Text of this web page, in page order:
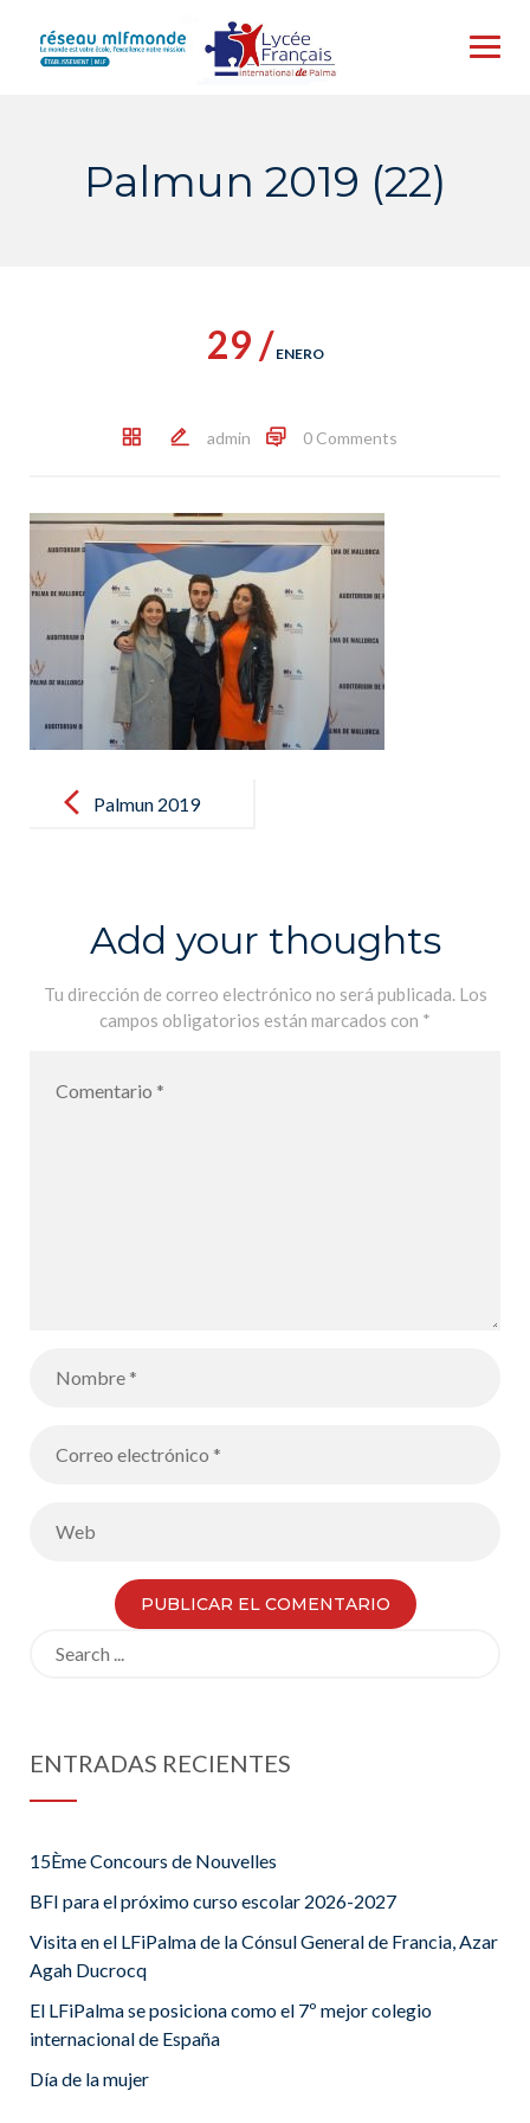
content
Palmun 2019 (22)
29 / ENERO
admin 0 Comments
navigationPalmun 2019
Add your thoughts
Tu dirección de correo electrónico no será publicada. Los
campos obligatorios están marcados con *
ENTRADAS RECIENTES
15Ème Concours de Nouvelles
BFI para el próximo curso escolar 2026-2027
Visita en el LFiPalma de la Cónsul General de Francia, Azar
Agah Ducrocq
El LFiPalma se posiciona como el 7º mejor colegio
internacional de España
Día de la mujer